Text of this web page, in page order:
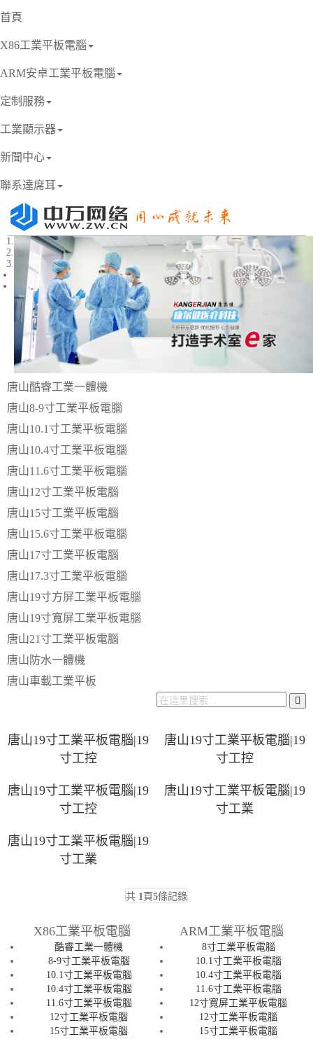
首頁
X86工業平板電腦
ARM安卓工業平板電腦
定制服務
工業顯示器
新聞中心
聯系達席耳
2
Previous
Next
唐山酷睿工業一體機
唐山8-9寸工業平板電腦
唐山10.1寸工業平板電腦
唐山10.4寸工業平板電腦
唐山11.6寸工業平板電腦
唐山12寸工業平板電腦
唐山15寸工業平板電腦
唐山15.6寸工業平板電腦
唐山17寸工業平板電腦
唐山17.3寸工業平板電腦
唐山19寸方屏工業平板電腦
唐山19寸寬屏工業平板電腦
唐山21寸工業平板電腦
唐山防水一體機
唐山車載工業平板
唐山19寸工業平板電腦|19
寸工控
唐山19寸工業平板電腦|19
寸工控
唐山19寸工業平板電腦|19
寸工控
唐山19寸工業平板電腦|19
寸工業
唐山19寸工業平板電腦|19
寸工業
共 1頁5條記錄
X86工業平板電腦
酷睿工業一體機
8-9寸工業平板電腦
10.1寸工業平板電腦
10.4寸工業平板電腦
11.6寸工業平板電腦
12寸工業平板電腦
15寸工業平板電腦
ARM工業平板電腦
8寸工業平板電腦
10.1寸工業平板電腦
10.4寸工業平板電腦
11.6寸工業平板電腦
12寸寬屏工業平板電腦
12寸工業平板電腦
15寸工業平板電腦